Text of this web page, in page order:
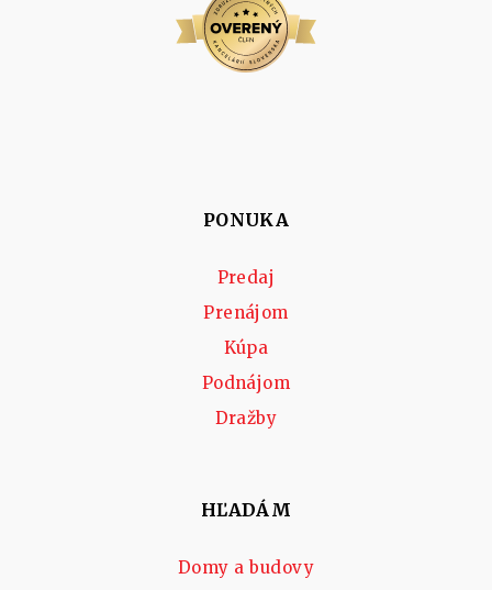
PONUKA
Predaj
Prenájom
Kúpa
Podnájom
Dražby
HĽADÁM
Domy a budovy